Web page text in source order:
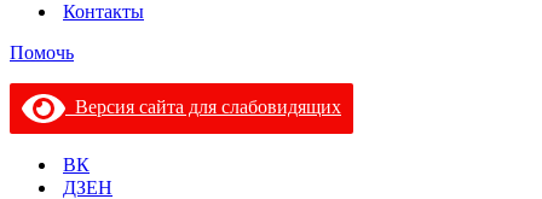
Контакты
Помочь
Версия сайта для слабовидящих
ВК
ДЗЕН